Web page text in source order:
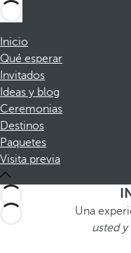
Inicio
Qué esperar
Invitados
Ideas y blog
Ceremonias
Destinos
Paquetes
Visita previa
Una
usted y